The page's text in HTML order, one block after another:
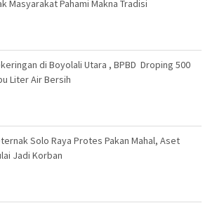
Masyarakat Pahami Makna Tradisi
di Boyolali Utara , BPBD Droping 500
Liter Air Bersih
Solo Raya Protes Pakan Mahal, Aset
Jadi Korban